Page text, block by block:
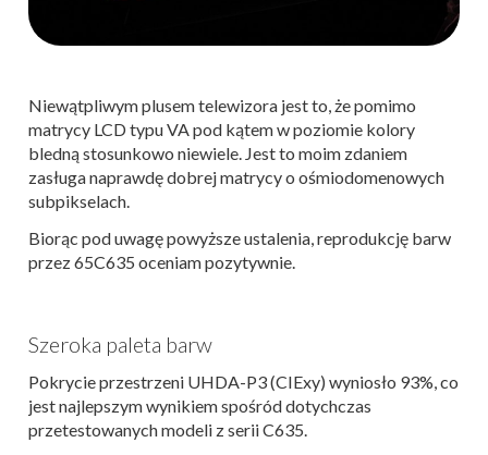
Niewątpliwym plusem telewizora jest to, że pomimo
matrycy LCD typu VA pod kątem w poziomie kolory
bledną stosunkowo niewiele. Jest to moim zdaniem
zasługa naprawdę dobrej matrycy o ośmiodomenowych
subpikselach.
Biorąc pod uwagę powyższe ustalenia, reprodukcję barw
przez 65C635 oceniam pozytywnie.
Szeroka paleta barw
Pokrycie przestrzeni UHDA-P3 (CIExy) wyniosło 93%, co
jest najlepszym wynikiem spośród dotychczas
przetestowanych modeli z serii C635.